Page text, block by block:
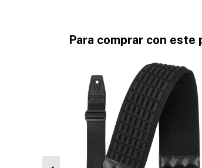
Para comprar con este